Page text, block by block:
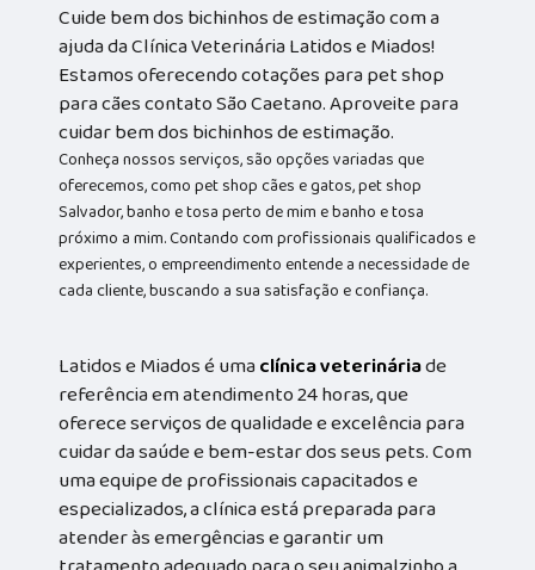
Cuide bem dos bichinhos de estimação com a
ajuda da Clínica Veterinária Latidos e Miados!
Estamos oferecendo cotações para pet shop
para cães contato São Caetano. Aproveite para
cuidar bem dos bichinhos de estimação.
Conheça nossos serviços, são opções variadas que
oferecemos, como pet shop cães e gatos, pet shop
Salvador, banho e tosa perto de mim e banho e tosa
próximo a mim. Contando com profissionais qualificados e
experientes, o empreendimento entende a necessidade de
cada cliente, buscando a sua satisfação e confiança.
Latidos e Miados é umaclínica veterináriade
referência em atendimento 24 horas, que
oferece serviços de qualidade e excelência para
cuidar da saúde e bem-estar dos seus pets. Com
uma equipe de profissionais capacitados e
especializados, a clínica está preparada para
atender às emergências e garantir um